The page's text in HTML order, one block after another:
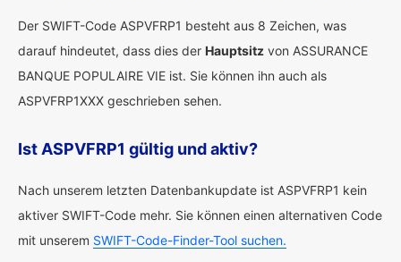
Der SWIFT-Code ASPVFRP1 besteht aus 8 Zeichen, was
darauf hindeutet, dass dies der Hauptsitz von ASSURANCE
BANQUE POPULAIRE VIE ist. Sie können ihn auch als
ASPVFRP1XXX geschrieben sehen.
Ist ASPVFRP1 gültig und aktiv?
Nach unserem letzten Datenbankupdate ist ASPVFRP1 kein
aktiver SWIFT-Code mehr. Sie können einen alternativen Code
mit unserem SWIFT-Code-Finder-Tool suchen.